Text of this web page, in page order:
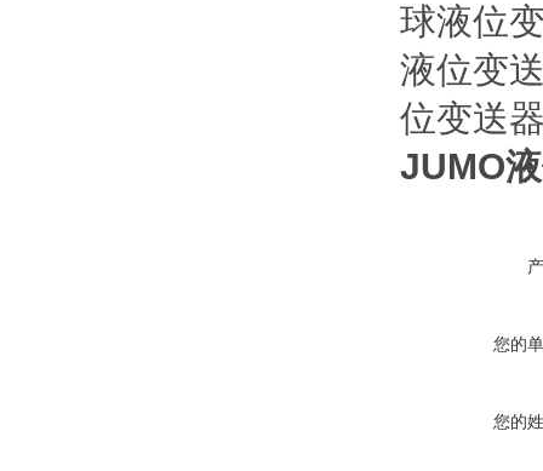
球液位
液位变
位变送
JUMO
您的
您的